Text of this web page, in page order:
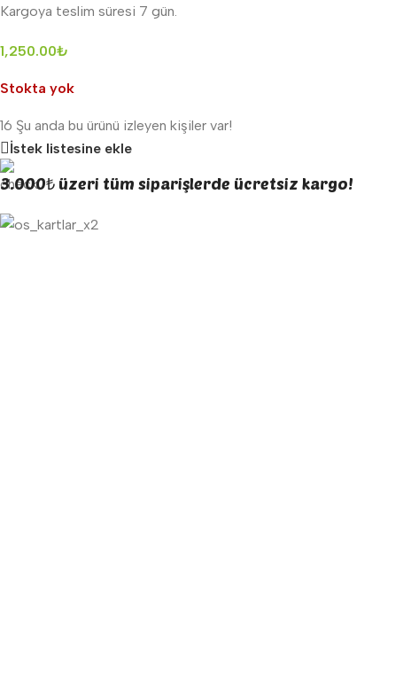
Kargoya teslim süresi 7 gün.
1,250.00₺
Stokta yok
16 Şu anda bu ürünü izleyen kişiler var!
İstek listesine ekle
3.000₺ üzeri tüm siparişlerde ücretsiz kargo!